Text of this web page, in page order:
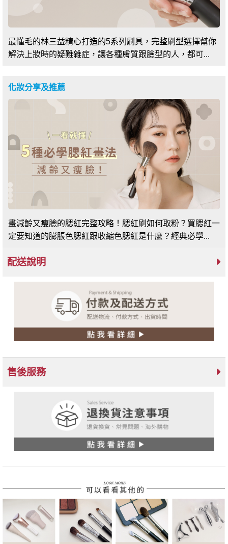
最懂毛的林三益精心打造的5系列刷具，完整刷型選擇幫你
解決上妝時的疑難雜症，讓各種膚質跟臉型的人，都可...
化妝分享及推薦
畫減齡又瘦臉的腮紅完整攻略！腮紅刷如何取粉？買腮紅一
定要知道的膨脹色腮紅跟收縮色腮紅是什麼？經典必學...
配送說明
售後服務